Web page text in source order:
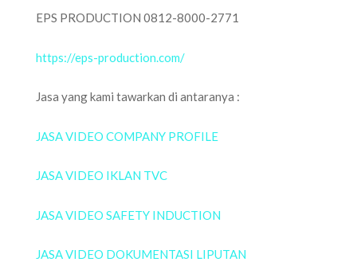
EPS PRODUCTION 0812-8000-2771
https://eps-production.com/
Jasa yang kami tawarkan di antaranya :
JASA VIDEO COMPANY PROFILE
JASA VIDEO IKLAN TVC
JASA VIDEO SAFETY INDUCTION
JASA VIDEO DOKUMENTASI LIPUTAN